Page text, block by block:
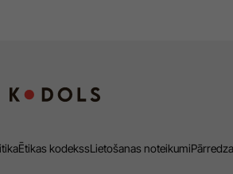
Ētikas kodekssLietošanas noteikumi